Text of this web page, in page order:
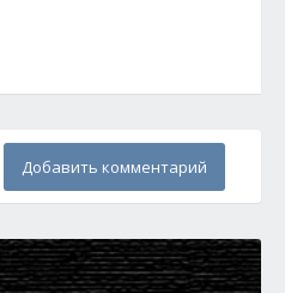
Добавить комментарий